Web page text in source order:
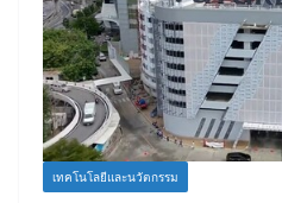
เทคโนโลยีและนวัตกรรม